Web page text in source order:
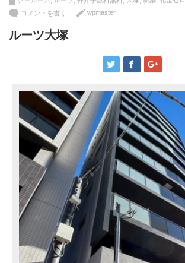
コメントを書く
wpmaster
ルーツ大塚